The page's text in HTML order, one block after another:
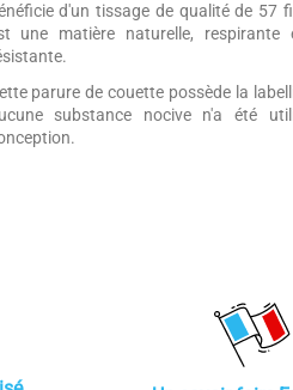
d'un tissage de qualité de 57
une matière naturelle, respirante
parure de couette possède la
substance nocive n'a été